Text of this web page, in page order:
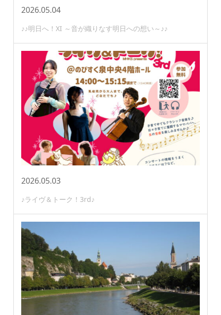
2026.05.04
♪♪明日へ！XI ～音が織りなす明日への想い～♪♪
2026.05.03
♪ライヴ＆トーク！3rd♪